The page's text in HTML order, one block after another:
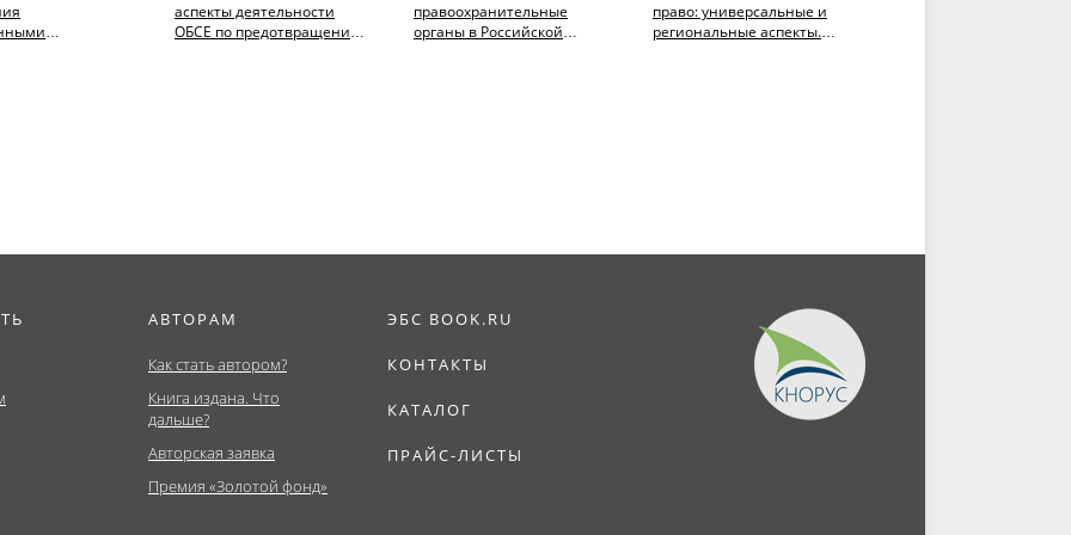
аспекты деятельности
ОБСЕ по предотвращению
правоохранительные
органы в Российской
право: универсальные и
региональные аспекты.
АВТОРАМ
Как стать автором?
Книга издана. Что
дальше?
Авторская заявка
Премия «Золотой фонд»
ЭБС BOOK.RU
КОНТАКТЫ
КАТАЛОГ
ПРАЙС-ЛИСТЫ